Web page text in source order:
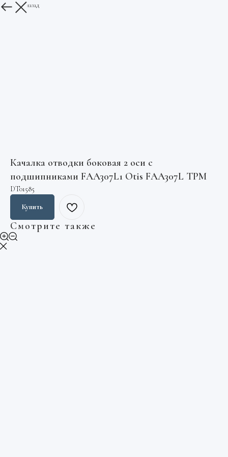
Вернуться назад
Качалка отводки боковая 2 оси с
подшипниками FAA307L1 Otis FAA307L TPM
DT01585
Купить
Смотрите также